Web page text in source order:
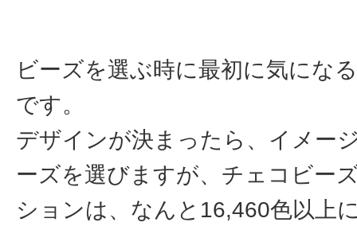
ビーズを選ぶ時に最初に気にな
です。
デザインが決まったら、イメー
ーズを選びますが、チェコビー
ションは、なんと16,460色以上